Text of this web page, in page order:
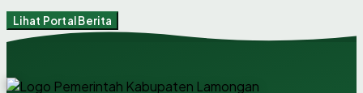
Lihat Portal Berita